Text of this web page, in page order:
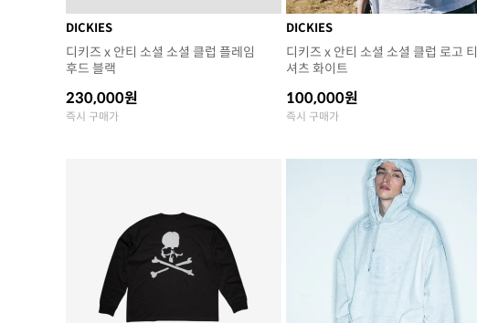
DICKIES
디키즈 x 안티 소셜 소셜 클럽 플레임
후드 블랙
230,000원
즉시 구매가
DICKIES
디키즈 x 안티 소셜 소셜 클럽 로고 티
셔츠 화이트
100,000원
즉시 구매가